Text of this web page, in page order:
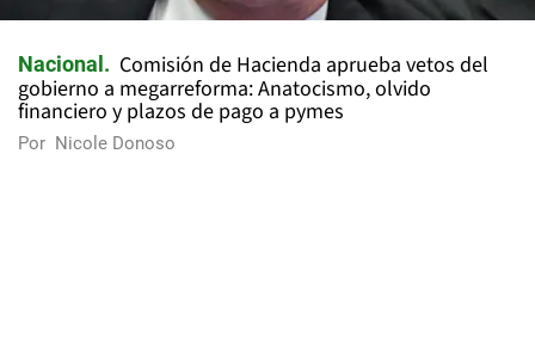
Nacional
Comisión de Hacienda aprueba vetos del
gobierno a megarreforma: Anatocismo, olvido
financiero y plazos de pago a pymes
Por Nicole Donoso